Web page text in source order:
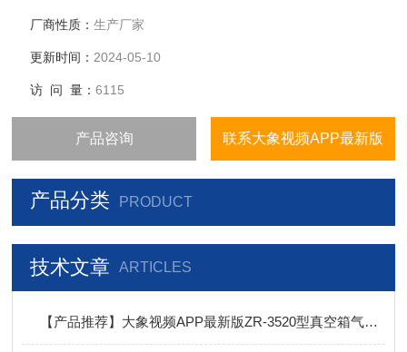
厂商性质：生产厂家
更新时间： 2024-05-10
访 问 量：6115
产品咨询 联系大象视频APP最新版
产品分类 PRODUCT
技术文章 ARTICLES
【产品推荐】大象视频APP最新版ZR-3520型真空箱气袋采样器，自由分配，灵活采样！